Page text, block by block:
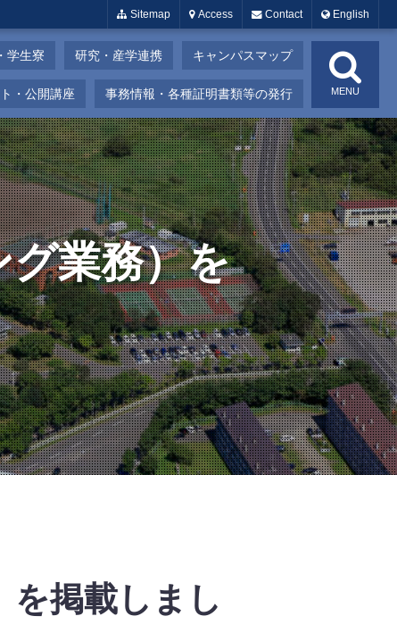
Sitemap Access Contact English
学生寮 研究・産学連携 キャンパスマップ
・公開講座 事務情報・各種証明書類等の発行 MENU
業務）を
を掲載しまし